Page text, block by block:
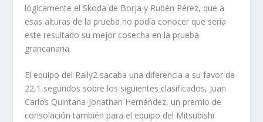
lógicamente el Skoda de Borja y Rubén Pérez, que a
esas alturas de la prueba no podía conocer que sería
este resultado su mejor cosecha en la prueba
grancanaria.
El equipo del Rally2 sacaba una diferencia a su favor de
22,1 segundos sobre los siguientes clasificados, Juan
Carlos Quintana-Jonathan Hernández, un premio de
consolación también para el equipo del Mitsubishi